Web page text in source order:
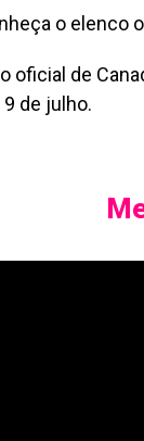
oficial de
de julho.